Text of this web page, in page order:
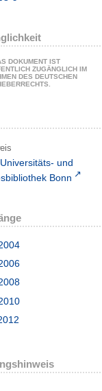
DOKUMENT IST
ZUGÄNGLICH IM
DES DEUTSCHEN
Universitäts- und
Bonn